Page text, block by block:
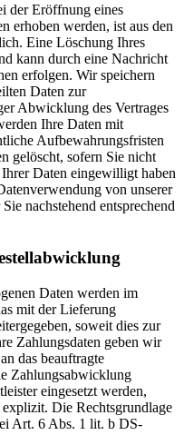
der Eröffnung eines
erhoben werden, ist aus den
Eine Löschung Ihres
kann durch eine Nachricht
erfolgen. Wir speichern
Daten zur
Abwicklung des Vertrages
Ihre Daten mit
Aufbewahrungsfristen
gelöscht, sofern Sie nicht
Daten eingewilligt haben
von unserer
nachstehend entsprechend
Daten werden im
mit der Lieferung
soweit dies zur
Zahlungsdaten geben wir
das beauftragte
Zahlungsabwicklung
eingesetzt werden,
Die Rechtsgrundlage
Art. 6 Abs. 1 lit. b DS-